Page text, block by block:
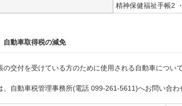
精神保健福祉手帳2
自動車取得税の減免
の交付を受けている方のために使用される自動車につい
、自動車税管理事務所(電話 099-261-5611)へお問い合わ